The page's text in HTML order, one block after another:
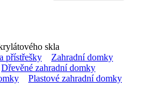
skla
přístřešky
Zahradní domky
Dřevěné zahradní domky
Plastové zahradní domky